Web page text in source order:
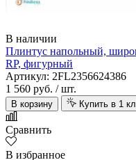
В наличии
Плинтус напольный,
RP, фигурный
Артикул: 2FL2356624386
1 560 руб. / шт.
В корзину Купить в 1
Сравнить
В избранное